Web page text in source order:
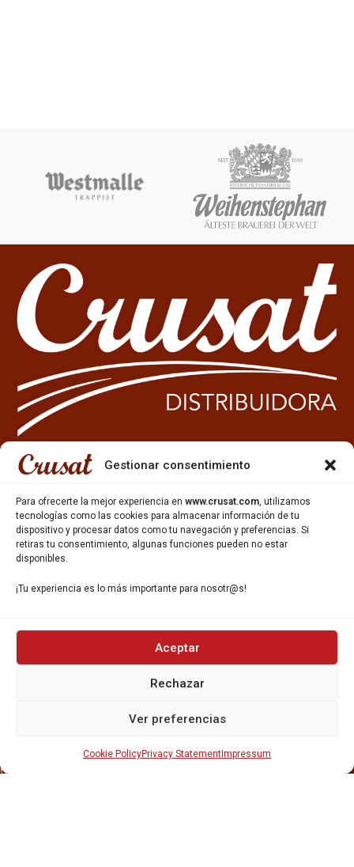
Gestionar consentimiento
Para ofrecerte la mejor experiencia en www.crusat.com, utilizamos
tecnologías como las cookies para almacenar información de tu
dispositivo y procesar datos como tu navegación y preferencias. Si
retiras tu consentimiento, algunas funciones pueden no estar
disponibles.
¡Tu experiencia es lo más importante para nosotr@s!
Aceptar
Rechazar
Ver preferencias
Cookie PolicyPrivacy Statement Impressum
Carrer Miquel Servet 10-12,
Gavà, 08850, Barcelona.
INICIO
CERVEZAS
REPARTO EN BARCELONA
CARTAS DE CERVEZAS Y VINO
CATAS Y FORMACIONES